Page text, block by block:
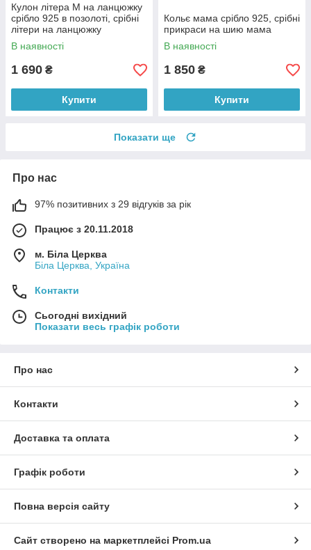
Кулон літера М на ланцюжку
срібло 925 в позолоті, срібні
літери на ланцюжку
В наявності
1 690 ₴
Купити
Кольє мама срібло 925, срібні
прикраси на шию мама
В наявності
1 850 ₴
Купити
Показати ще
Про нас
97% позитивних з 29 відгуків за рік
Працює з 20.11.2018
м. Біла Церква
Біла Церква, Україна
Контакти
Сьогодні вихідний
Показати весь графік роботи
Про нас
Контакти
Доставка та оплата
Графік роботи
Повна версія сайту
Сайт створено на маркетплейсі Prom.ua